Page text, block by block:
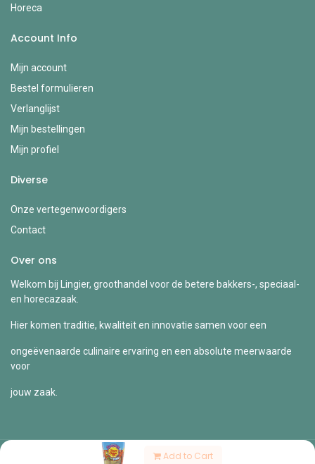
Add to Cart
Horeca
Account Info
Mijn account
Bestel formulieren
Verlanglijst
Mijn bestellingen
Mijn profiel
Diverse
Onze vertegenwoordigers
Contact
Over ons
Welkom bij Lingier, groothandel voor de betere bakkers-, speciaal-
en horecazaak.
Hier komen traditie, kwaliteit en innovatie samen voor een
ongeëvenaarde culinaire ervaring en een absolute meerwaarde
voor
jouw zaak.